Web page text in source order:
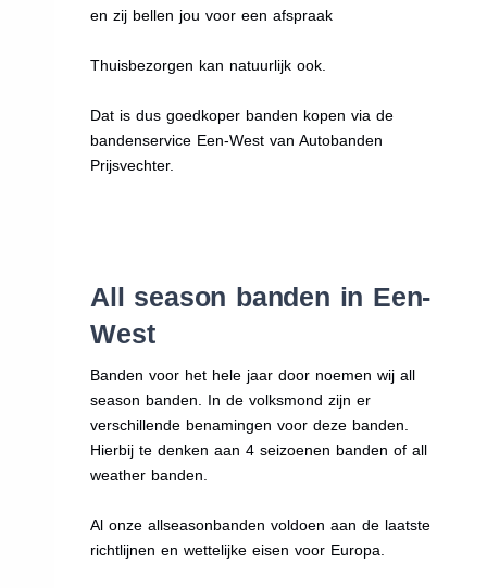
en zij bellen jou voor een afspraak
Thuisbezorgen kan natuurlijk ook.
Dat is dus goedkoper banden kopen via de
bandenservice Een-West van Autobanden
Prijsvechter.
All season banden in Een-
West
Banden voor het hele jaar door noemen wij all
season banden. In de volksmond zijn er
verschillende benamingen voor deze banden.
Hierbij te denken aan 4 seizoenen banden of all
weather banden.
Al onze allseasonbanden voldoen aan de laatste
richtlijnen en wettelijke eisen voor Europa.